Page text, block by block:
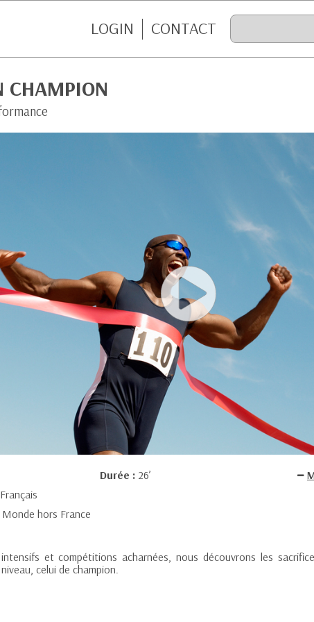
LOGIN CONTACT
CHAMPION
Durée : 26’
Français
hors France
et compétitions acharnées, nous découvrons les
celui de champion.